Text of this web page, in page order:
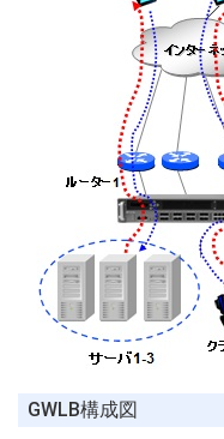
GWLB構成図